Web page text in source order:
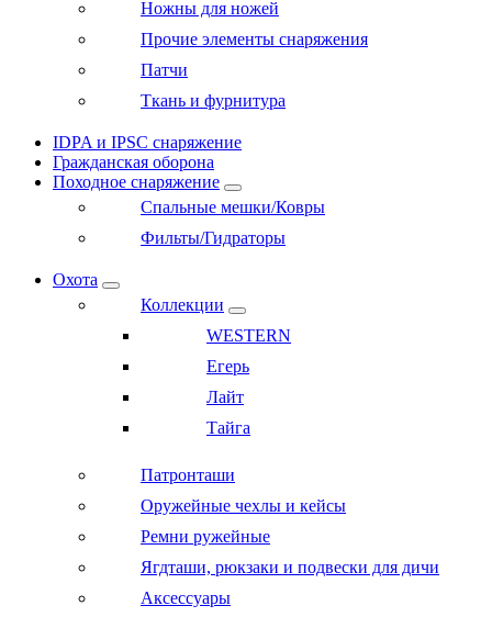
Ножны для ножей
Прочие элементы снаряжения
Патчи
Ткань и фурнитура
IDPA и IPSC снаряжение
Гражданская оборона
Походное снаряжение
Спальные мешки/Ковры
Фильты/Гидраторы
Охота
Коллекции
WESTERN
Егерь
Лайт
Тайга
Патронташи
Оружейные чехлы и кейсы
Ремни ружейные
Ягдташи, рюкзаки и подвески для дичи
Аксессуары